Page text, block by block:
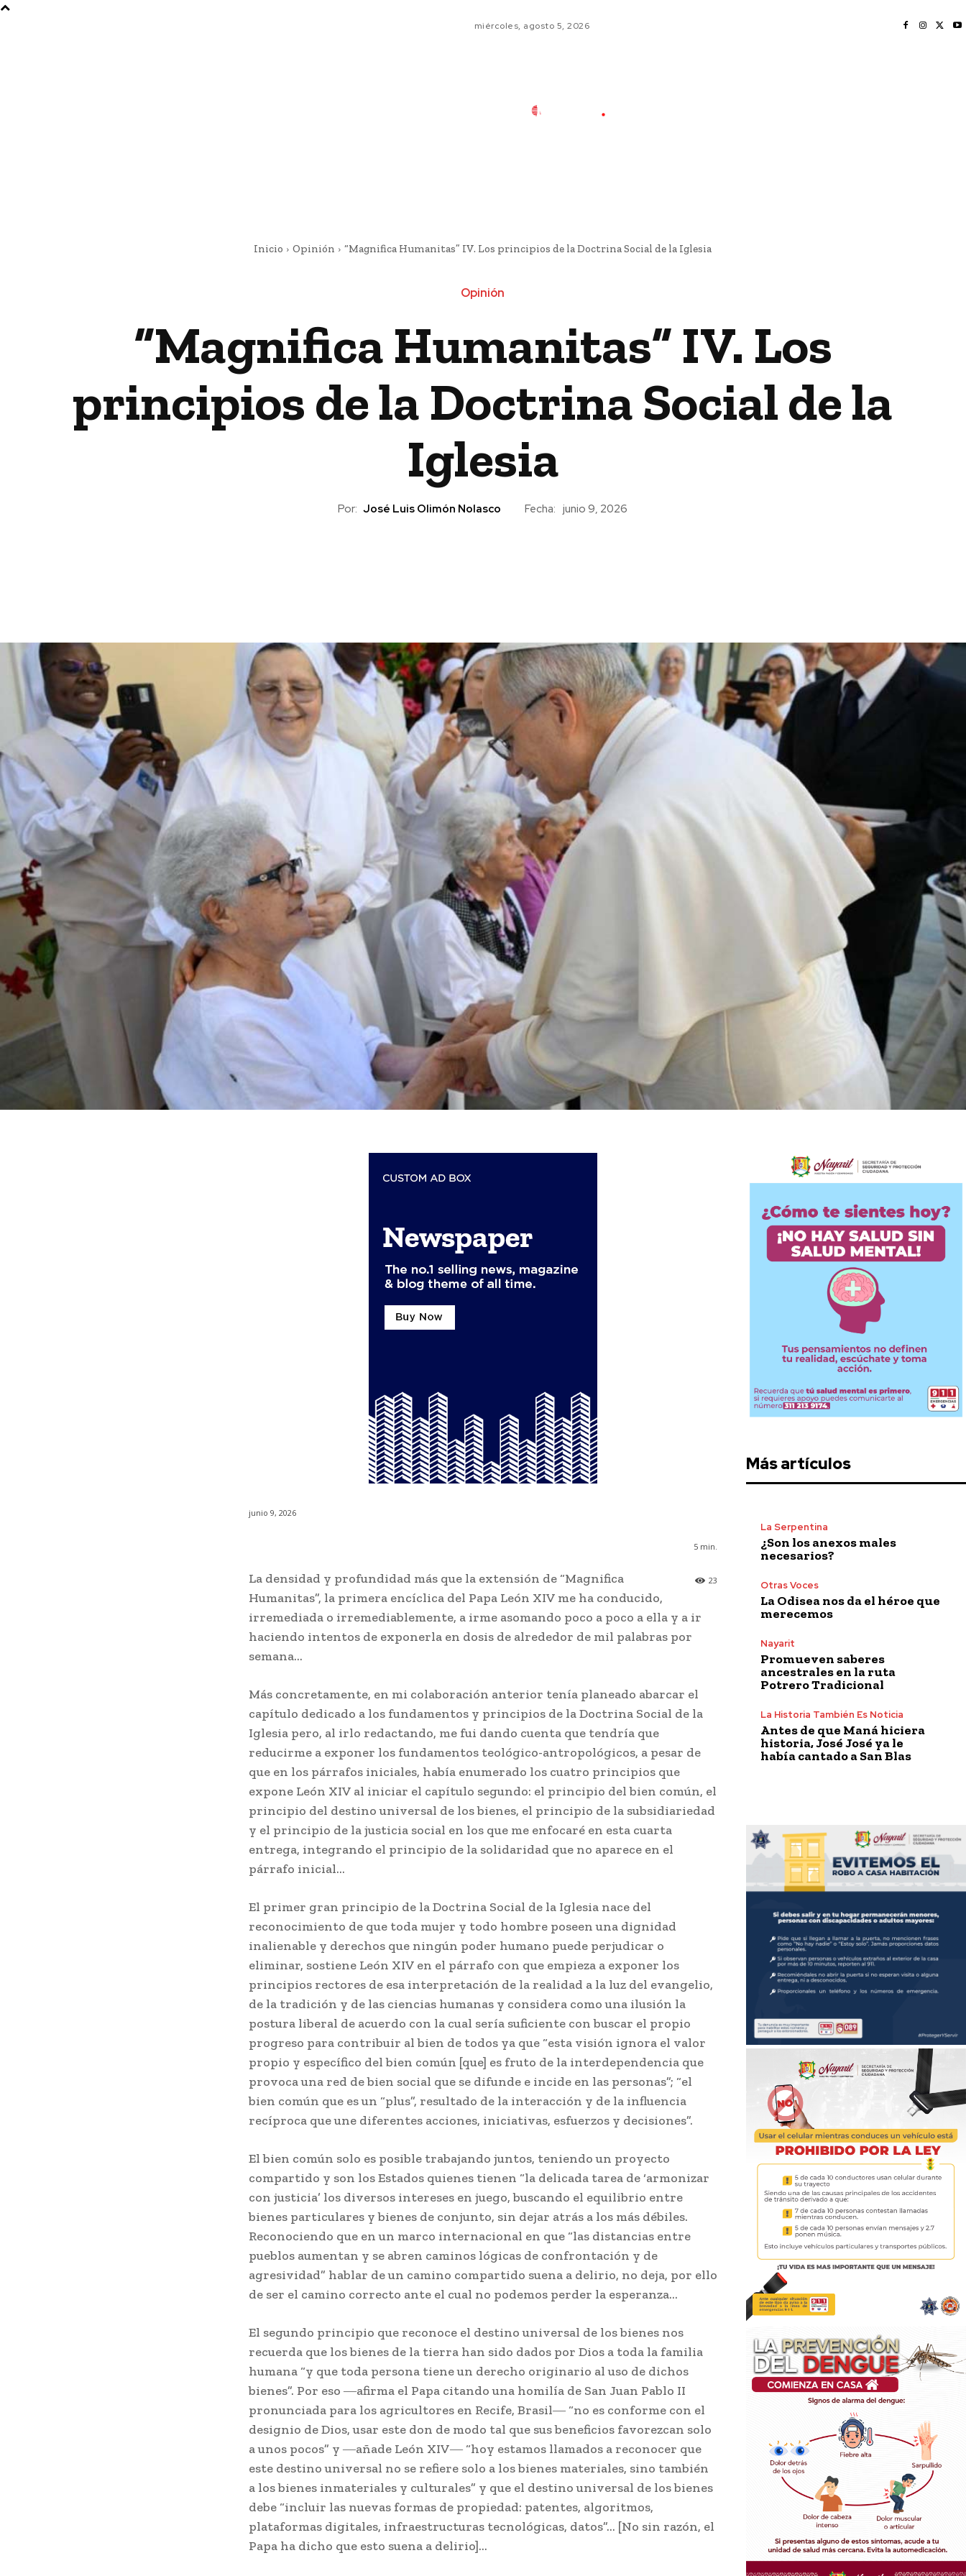
miércoles, agosto 5, 2026
Inicio Opinión “Magnifica Humanitas” IV. Los principios de la Doctrina Social de la Iglesia
Opinión
“Magnifica Humanitas” IV. Los
principios de la Doctrina Social de la
Iglesia
Por: José Luis Olimón Nolasco Fecha: junio 9, 2026
junio 9, 2026
5 min.
23
La densidad y profundidad más que la extensión de “Magnifica
Humanitas”, la primera encíclica del Papa León XIV me ha conducido,
irremediada o irremediablemente, a irme asomando poco a poco a ella y a ir
haciendo intentos de exponerla en dosis de alrededor de mil palabras por
semana…
Más concretamente, en mi colaboración anterior tenía planeado abarcar el
capítulo dedicado a los fundamentos y principios de la Doctrina Social de la
Iglesia pero, al irlo redactando, me fui dando cuenta que tendría que
reducirme a exponer los fundamentos teológico-antropológicos, a pesar de
que en los párrafos iniciales, había enumerado los cuatro principios que
expone León XIV al iniciar el capítulo segundo: el principio del bien común, el
principio del destino universal de los bienes, el principio de la subsidiariedad
y el principio de la justicia social en los que me enfocaré en esta cuarta
entrega, integrando el principio de la solidaridad que no aparece en el
párrafo inicial…
El primer gran principio de la Doctrina Social de la Iglesia nace del
reconocimiento de que toda mujer y todo hombre poseen una dignidad
inalienable y derechos que ningún poder humano puede perjudicar o
eliminar, sostiene León XIV en el párrafo con que empieza a exponer los
principios rectores de esa interpretación de la realidad a la luz del evangelio,
de la tradición y de las ciencias humanas y considera como una ilusión la
postura liberal de acuerdo con la cual sería suficiente con buscar el propio
progreso para contribuir al bien de todos ya que “esta visión ignora el valor
propio y específico del bien común [que] es fruto de la interdependencia que
provoca una red de bien social que se difunde e incide en las personas”; “el
bien común que es un “plus”, resultado de la interacción y de la influencia
recíproca que une diferentes acciones, iniciativas, esfuerzos y decisiones”.
El bien común solo es posible trabajando juntos, teniendo un proyecto
compartido y son los Estados quienes tienen “la delicada tarea de ‘armonizar
con justicia’ los diversos intereses en juego, buscando el equilibrio entre
bienes particulares y bienes de conjunto, sin dejar atrás a los más débiles.
Reconociendo que en un marco internacional en que “las distancias entre
pueblos aumentan y se abren caminos lógicas de confrontación y de
agresividad” hablar de un camino compartido suena a delirio, no deja, por ello
de ser el camino correcto ante el cual no podemos perder la esperanza…
El segundo principio que reconoce el destino universal de los bienes nos
recuerda que los bienes de la tierra han sido dados por Dios a toda la familia
humana “y que toda persona tiene un derecho originario al uso de dichos
bienes”. Por eso ―afirma el Papa citando una homilía de San Juan Pablo II
pronunciada para los agricultores en Recife, Brasil― “no es conforme con el
designio de Dios, usar este don de modo tal que sus beneficios favorezcan solo
a unos pocos” y ―añade León XIV― “hoy estamos llamados a reconocer que
este destino universal no se refiere solo a los bienes materiales, sino también
a los bienes inmateriales y culturales” y que el destino universal de los bienes
debe “incluir las nuevas formas de propiedad: patentes, algoritmos,
plataformas digitales, infraestructuras tecnológicas, datos”… [No sin razón, el
Papa ha dicho que esto suena a delirio]…
Más artículos
La Serpentina
¿Son los anexos males
necesarios?
Otras Voces
La Odisea nos da el héroe que
merecemos
Nayarit
Promueven saberes
ancestrales en la ruta
Potrero Tradicional
La Historia También Es Noticia
Antes de que Maná hiciera
historia, José José ya le
había cantado a San Blas